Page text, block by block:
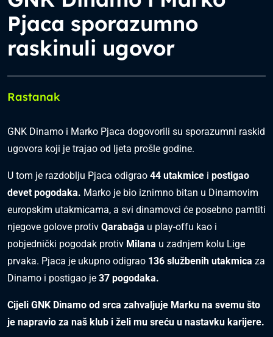
Pjaca sporazumno
raskinuli ugovor
Rastanak
GNK Dinamo i Marko Pjaca dogovorili su sporazumni raskid
ugovora koji je trajao od ljeta prošle godine.
U tom je razdoblju Pjaca odigrao 44 utakmice i postigao
devet pogodaka. Marko je bio iznimno bitan u Dinamovim
europskim utakmicama, a svi dinamovci će posebno pamtiti
njegove golove protiv Qarabağa u play-offu kao i
pobjednički pogodak protiv Milana u zadnjem kolu Lige
prvaka. Pjaca je ukupno odigrao 136 službenih utakmica za
Dinamo i postigao je 37 pogodaka.
Cijeli GNK Dinamo od srca zahvaljuje Marku na svemu što
je napravio za naš klub i želi mu sreću u nastavku karijere.